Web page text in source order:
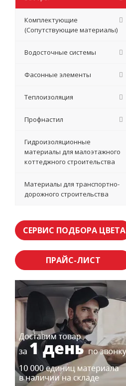
Комплектующие
(Сопутствующие материалы)
Водосточные системы
Фасонные элементы
Теплоизоляция
Профнастил
Гидроизоляционные
материалы для малоэтажного
коттеджного строительства
Материалы для транспортно-
дорожного строительства
СЕРВИС ПОДБОРА ЦВЕТА
ПРАЙС-ЛИСТ